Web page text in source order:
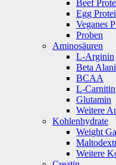
Beef
Egg
Veganes
Proben
Aminosäuren
L-Arginin
Beta
BCAA
L-Carnitin
Glutamin
Weitere
Kohlenhydrate
Weight
Weitere